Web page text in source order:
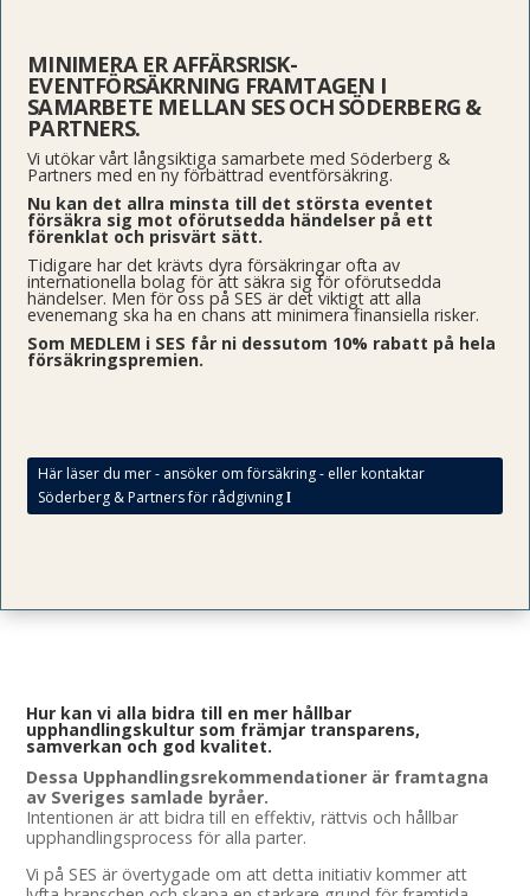
MINIMERA ER AFFÄRSRISK-
EVENTFÖRSÄKRNING FRAMTAGEN I
SAMARBETE MELLAN SES OCH SÖDERBERG &
PARTNERS.
Vi utökar vårt långsiktiga samarbete med Söderberg &
Partners med en ny förbättrad eventförsäkring.
Nu kan det allra minsta till det största eventet
försäkra sig mot oförutsedda händelser på ett
förenklat och prisvärt sätt.
Tidigare har det krävts dyra försäkringar ofta av
internationella bolag för att säkra sig för oförutsedda
händelser. Men för oss på SES är det viktigt att alla
evenemang ska ha en chans att minimera finansiella risker.
Som MEDLEM i SES får ni dessutom 10% rabatt på hela
försäkringspremien.
Här läser du mer - ansöker om försäkring - eller kontaktar
Söderberg & Partners för rådgivning
Hur kan vi alla bidra till en mer hållbar
upphandlingskultur som främjar transparens,
samverkan och god kvalitet.
Dessa Upphandlingsrekommendationer är framtagna
av Sveriges samlade byråer.
Intentionen är att bidra till en effektiv, rättvis och hållbar
upphandlingsprocess för alla parter.
Vi på SES är övertygade om att detta initiativ kommer att